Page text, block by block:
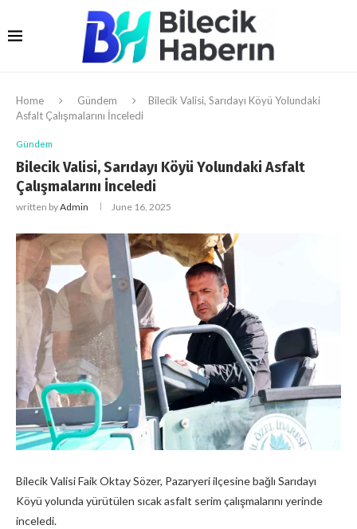
Home Gündem
Bilecik Valisi, Sarıdayı Köyü Yolundaki
Asfalt Çalışmalarını İnceledi
Gündem
Bilecik Valisi, Sarıdayı Köyü Yolundaki Asfalt
Çalışmalarını İnceledi
written byAdmin June 16, 2025
Bilecik Valisi Faik Oktay Sözer, Pazaryeri ilçesine bağlı Sarıdayı
Köyü yolunda yürütülen sıcak asfalt serim çalışmalarını yerinde
inceledi.